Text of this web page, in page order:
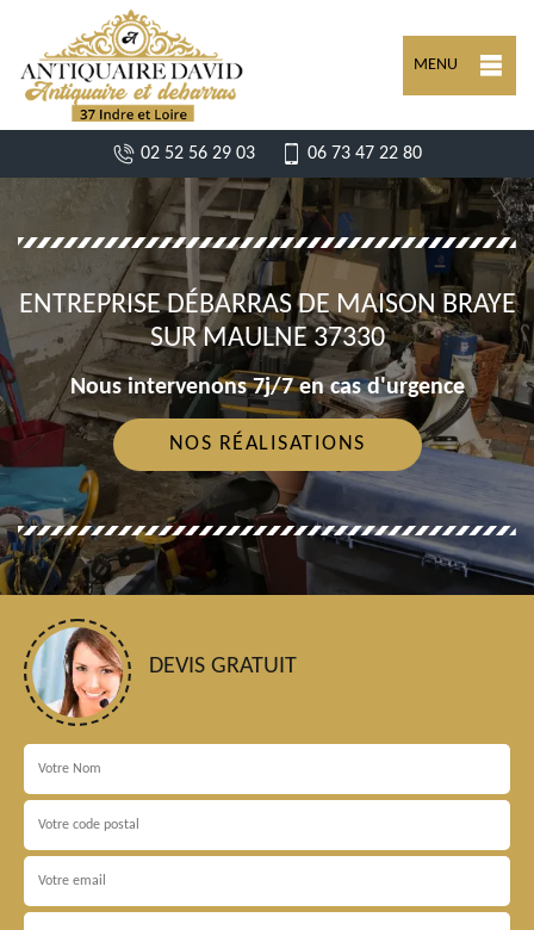
MENU
02 52 56 29 03 06 73 47 22 80
ENTREPRISE DÉBARRAS DE MAISON BRAYE
SUR MAULNE 37330
Nous intervenons 7j/7 en cas d'urgence
NOS RÉALISATIONS
DEVIS GRATUIT